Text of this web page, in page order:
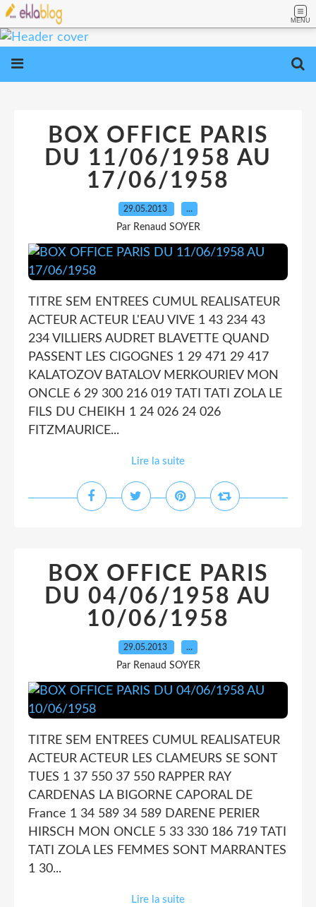
MENU
BOX OFFICE PARIS
DU 11/06/1958 AU
17/06/1958
29.05.2013 …
Par Renaud SOYER
TITRE SEM ENTREES CUMUL REALISATEUR
ACTEUR ACTEUR L'EAU VIVE 1 43 234 43
234 VILLIERS AUDRET BLAVETTE QUAND
PASSENT LES CIGOGNES 1 29 471 29 417
KALATOZOV BATALOV MERKOURIEV MON
ONCLE 6 29 300 216 019 TATI TATI ZOLA LE
FILS DU CHEIKH 1 24 026 24 026
FITZMAURICE...
Lire la suite
BOX OFFICE PARIS
DU 04/06/1958 AU
10/06/1958
29.05.2013 …
Par Renaud SOYER
TITRE SEM ENTREES CUMUL REALISATEUR
ACTEUR ACTEUR LES CLAMEURS SE SONT
TUES 1 37 550 37 550 RAPPER RAY
CARDENAS LA BIGORNE CAPORAL DE
France 1 34 589 34 589 DARENE PERIER
HIRSCH MON ONCLE 5 33 330 186 719 TATI
TATI ZOLA LES FEMMES SONT MARRANTES
1 30...
Lire la suite